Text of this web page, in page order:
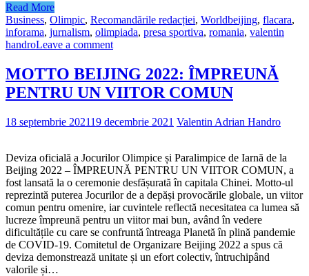
Read More
Business, Olimpic, Recomandările redacției, Worldbeijing, flacara,
inforama, jurnalism, olimpiada, presa sportiva, romania, valentin
handroLeave a comment
MOTTO BEIJING 2022: ÎMPREUNĂ
PENTRU UN VIITOR COMUN
18 septembrie 202119 decembrie 2021 Valentin Adrian Handro
Deviza oficială a Jocurilor Olimpice și Paralimpice de Iarnă de la
Beijing 2022 – ÎMPREUNĂ PENTRU UN VIITOR COMUN, a
fost lansată la o ceremonie desfășurată în capitala Chinei. Motto-ul
reprezintă puterea Jocurilor de a depăși provocările globale, un viitor
comun pentru omenire, iar cuvintele reflectă necesitatea ca lumea să
lucreze împreună pentru un viitor mai bun, având în vedere
dificultățile cu care se confruntă întreaga Planetă în plină pandemie
de COVID-19. Comitetul de Organizare Beijing 2022 a spus că
deviza demonstrează unitate și un efort colectiv, întruchipând
valorile și…